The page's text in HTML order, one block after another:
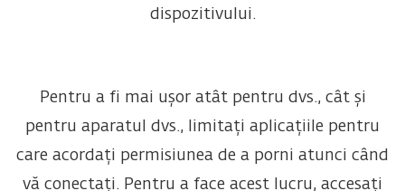
dispozitivului.
Pentru a fi mai ușor atât pentru dvs., cât și
pentru aparatul dvs., limitați aplicațiile pentru
care acordați permisiunea de a porni atunci când
vă conectați. Pentru a face acest lucru, accesați